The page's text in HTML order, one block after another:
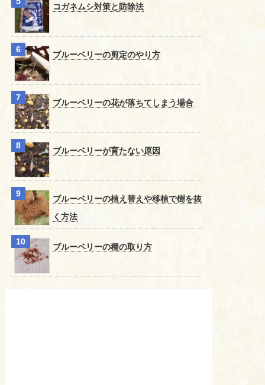
コガネムシ対策と防除法
ブルーベリーの剪定のやり方
ブルーベリーの花が落ちてしまう場合
ブルーベリーが育たない原因
ブルーベリーの植え替えや移植で樹を抜
く方法
ブルーベリーの種の取り方